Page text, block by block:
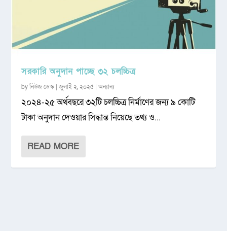
সরকারি অনুদান পাচ্ছে ৩২ চলচ্চিত্র
byনিউজ ডেস্ক |জুলাই ২, ২০২৫ |অন্যান্য
২০২৪-২৫ অর্থবছরে ৩২টি চলচ্চিত্র নির্মাণের জন্য ৯ কোটি
টাকা অনুদান দেওয়ার সিদ্ধান্ত নিয়েছে তথ্য ও...
READ MORE